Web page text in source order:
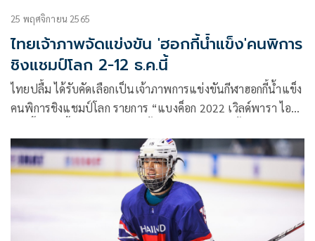
การแข่งขันฮอกกี้น้ำแข็งหญิงกระชับมิตรระหว่างสาธารณรัฐ
ประชาชนจีนและราชอาณาจักรไทย ซึ่งจะจัดขึ้นในวันที่ 6
ตุลาคม 2567 เวลา 18.00 น. ณ สนามฮอกกี้น้ำแข็ง Thailand
International Ice Hockey Arena เขตห้วยขวาง
กรุงเทพมหานคร
25 พฤศจิกายน 2565
ไทยเจ้าภาพจัดแข่งขัน 'ฮอกกี้น้ำแข็ง'คนพิการ
ชิงแชมป์โลก 2-12 ธ.ค.นี้
ไทยปลื้ม ได้รับคัดเลือกเป็นเจ้าภาพการแข่งขันกีฬาฮอกกี้น้ำแข็ง
คนพิการชิงแชมป์โลก รายการ “แบงค็อก 2022 เวิลด์พารา ไอซ์
เพื่อลุ้นโอกาสขึ้นไปอยู่กลุ่มบีและลุ้นตั๋วไปแข่งขันพาราลิมปิก
เกมส์ฤดูหนาว ในปี 2026 ที่อิตาลี